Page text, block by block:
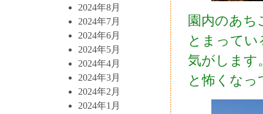
2024年8月
2024年7月
2024年6月
2024年5月
2024年4月
2024年3月
2024年2月
2024年1月
園内のあち
とまって
気がします
と怖くな